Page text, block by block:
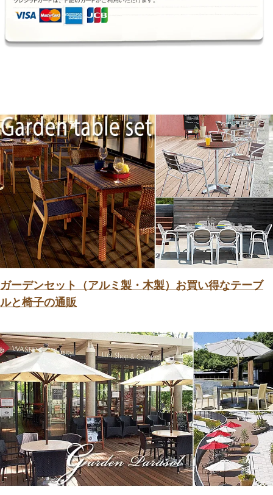
ガーデンセット（アルミ製・木製）お買い得なテーブ
ルと椅子の通販